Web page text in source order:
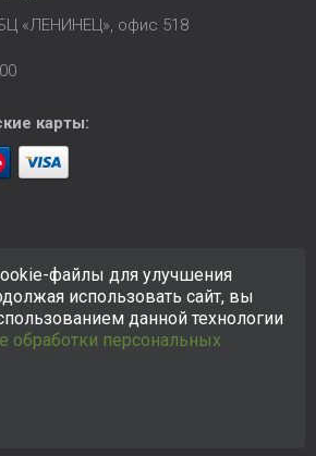
«ЛЕНИНЕЦ», офис 518
карты:
Сайтhttps://ksk24.ruсоздан
целях и любая информация
офертой.Политика в
данных
файлы для улучшения
использовать сайт, вы
данной технологии
обработки персональных